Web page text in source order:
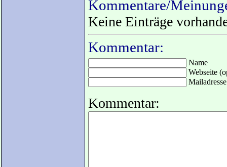
Kommentare/
Keine Einträge
Kommentar:
Name
Webseite
Kommentar: